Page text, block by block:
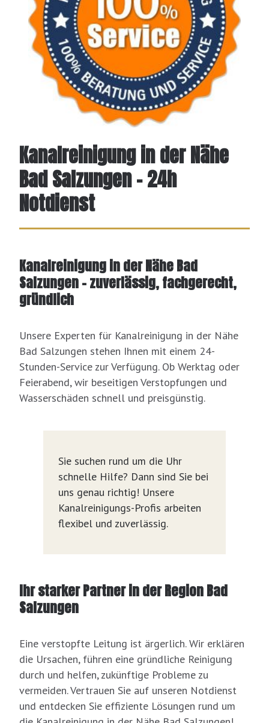
Kanalreinigung in der Nähe
Bad Salzungen – 24h
Notdienst
Kanalreinigung in der Nähe Bad
Salzungen – zuverlässig, fachgerecht,
gründlich
Unsere Experten für Kanalreinigung in der Nähe
Bad Salzungen stehen Ihnen mit einem 24-
Stunden-Service zur Verfügung. Ob Werktag oder
Feierabend, wir beseitigen Verstopfungen und
Wasserschäden schnell und preisgünstig.
Sie suchen rund um die Uhr
schnelle Hilfe? Dann sind Sie bei
uns genau richtig! Unsere
Kanalreinigungs-Profis arbeiten
flexibel und zuverlässig.
Ihr starker Partner in der Region Bad
Salzungen
Eine verstopfte Leitung ist ärgerlich. Wir erklären
die Ursachen, führen eine gründliche Reinigung
durch und helfen, zukünftige Probleme zu
vermeiden. Vertrauen Sie auf unseren Notdienst
und entdecken Sie effiziente Lösungen rund um